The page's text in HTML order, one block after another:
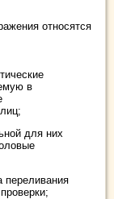
относятся
в
для них
переливания